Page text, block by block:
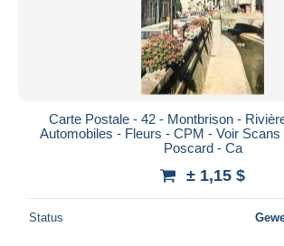
Carte Postale - 42 - Montbrison -
Automobiles - Fleurs - CPM - Voir
Poscard - Ca
± 1,15 $
Status